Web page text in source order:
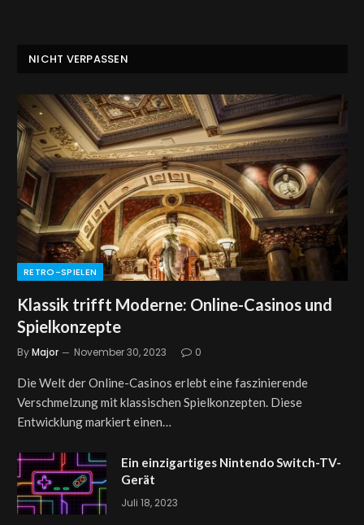
NICHT VERPASSEN
RETRO-SPIELEN
Klassik trifft Moderne: Online-Casinos und
Spielkonzepte
ByMajor November 30, 2023 0
Die Welt der Online-Casinos erlebt eine faszinierende
Verschmelzung mit klassischen Spielkonzepten. Diese
Entwicklung markiert einen…
Ein einzigartiges Nintendo Switch-TV-
Gerät
Juli 18, 2023